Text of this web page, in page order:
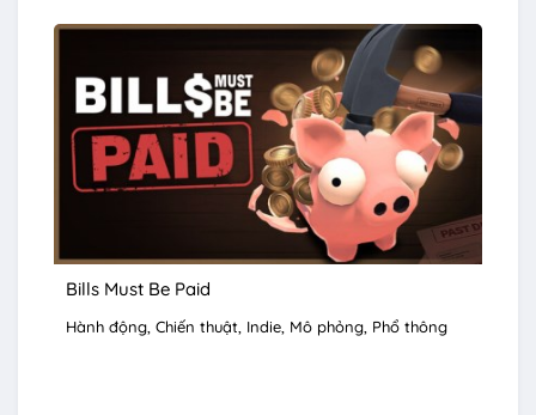
Bills Must Be Paid
Hành động Chiến thuật Indie Mô phỏng Phổ thông